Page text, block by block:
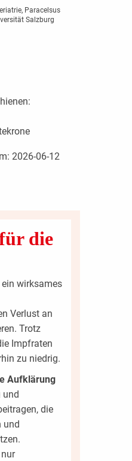
Paracelsus
Salzburg
2026-06-12
die
wirksames
Verlust an
Trotz
Impfraten
zu niedrig.
Aufklärung
und
die
und